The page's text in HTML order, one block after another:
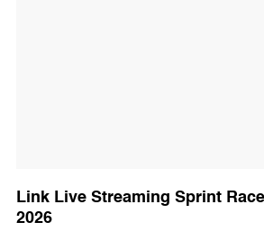
Link Live Streaming Sprint
2026